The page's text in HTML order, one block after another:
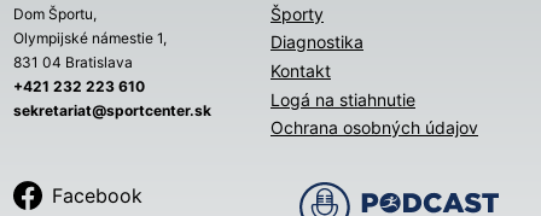
Dom Športu,
Olympijské námestie 1,
831 04 Bratislava
+421 232 223 610
sekretariat@sportcenter.sk
Športy
Diagnostika
Kontakt
Logá na stiahnutie
Ochrana osobných údajov
Facebook